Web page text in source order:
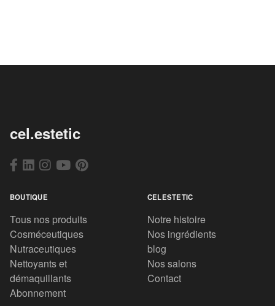
cel.estetic
BOUTIQUE
Tous nos produits
Cosméceutiques
Nutraceutiques
Nettoyants et
démaquillants
Abonnement
CELESTETIC
Notre histoire
Nos ingrédients
blog
Nos salons
Contact